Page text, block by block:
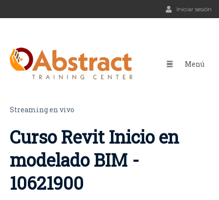
Iniciar sesión
Streaming en vivo
Curso Revit Inicio en
modelado BIM -
10621900